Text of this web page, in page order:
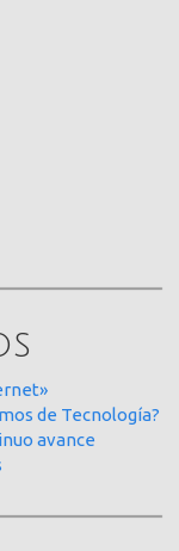
de Tecnología?
avance